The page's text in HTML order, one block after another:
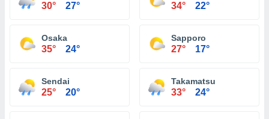
30° 27° 34° 22°
Osaka
35° 24°
Sapporo
27° 17°
Sendai
25° 20°
Takamatsu
33° 24°